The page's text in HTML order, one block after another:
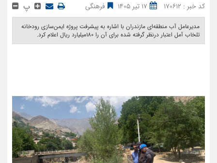
کد خبر : 170612 17 تیر 1405 فرهنگی پ
مدیرعامل آب منطقه‌ای مازندران با اشاره به پیشرفت پروژه ایمن‌سازی رودخانه
تلخاب آمل اعتبار درنظر گرفته شده برای آن را 180میلیارد ریال اعلام کرد. ‎